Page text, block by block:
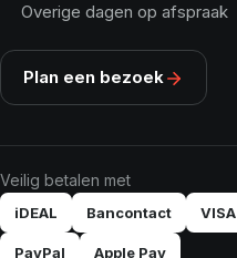
Overige dagen op afspraak
Plan een bezoek
Veilig betalen met
iDEAL Bancontact VISA
PayPal Apple Pay